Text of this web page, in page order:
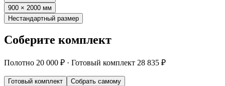
900 × 2000 мм
Нестандартный размер
Соберите комплект
Полотно 20 000 ₽ · Готовый комплект 28 835 ₽
Готовый комплект Собрать самому